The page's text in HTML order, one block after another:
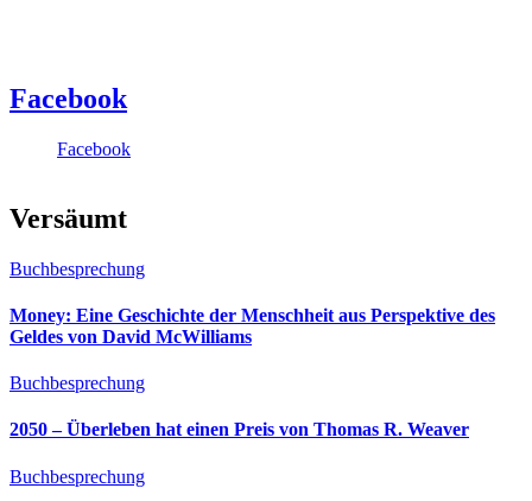
Facebook
Facebook
Versäumt
Buchbesprechung
Money: Eine Geschichte der Menschheit aus Perspektive des
Geldes von David McWilliams
Buchbesprechung
2050 – Überleben hat einen Preis von Thomas R. Weaver
Buchbesprechung